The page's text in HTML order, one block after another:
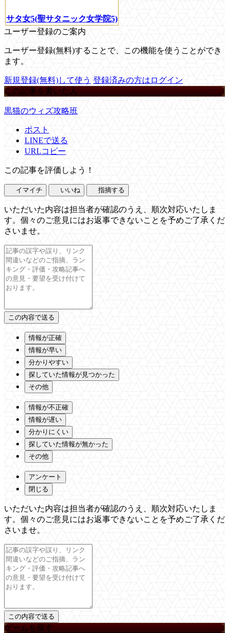
サタ女5(聖サタニック女学院5)
ユーザー登録のご案内
ユーザー登録(無料)することで、この機能を使うことができ
ます。
新規登録(無料)して使う 登録済みの方はログイン
この記事を書いた人
黒猫のウィズ攻略班
ポスト
LINEで送る
URLコピー
この記事を評価しよう！
イマイチ いいね 指摘する
いただいた内容は担当者が確認のうえ、順次対応いたしま
す。個々のご意見にはお返事できないことを予めご了承くだ
さいませ。
情報が正確
情報が早い
分かりやすい
探していた情報が見つかった
その他
情報が不正確
情報が遅い
分かりにくい
探していた情報が無かった
その他
アンケート
閉じる
いただいた内容は担当者が確認のうえ、順次対応いたしま
す。個々のご意見にはお返事できないことを予めご了承くだ
さいませ。
ゲームを探す